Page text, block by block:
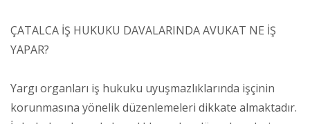
ÇATALCA İŞ HUKUKU DAVALARINDA AVUKAT NE İŞ
YAPAR?
Yargı organları iş hukuku uyuşmazlıklarında işçinin
korunmasına yönelik düzenlemeleri dikkate almaktadır.